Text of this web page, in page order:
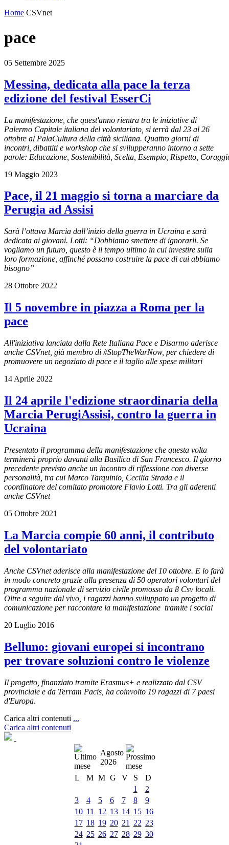
Home CSVnet
pace
05 Settembre 2025
Messina, dedicata alla pace la terza
edizione del festival EsserCi
La manifestazione, che quest'anno rientra tra le iniziative di
Palermo Capitale italiana del volontariato, si terrà dal 23 al 26
ottobre al PalaCultura della città siciliana. Quattro giorni di
incontri, dibattiti e workshop che si svilupperanno intorno a sette
parole: Educazione, Sostenibilità, Scelta, Esempio, Rispetto,
19 Maggio 2023
Pace, il 21 maggio si torna a marciare da
Perugia ad Assisi
Sarà l’ottava Marcia dall’inizio della guerra in Ucraina e sarà
dedicata ai giovani. Lotti: “Dobbiamo smettere di ignorarli. Se
vogliamo un futuro, questo è il tempo ultimo in cui investire sulla
loro formazione, affinché possano costruire la pace di cui abbiamo
bisogno”
28 Ottobre 2022
Il 5 novembre in piazza a Roma per la
pace
All'iniziativa lanciata dalla Rete Italiana Pace e Disarmo aderisce
anche CSVnet, già membro di #StopTheWarNow, per chiedere di
promuovere un negoziato di pace e il taglio alle spese militari
14 Aprile 2022
Il 24 aprile l'edizione straordinaria della
Marcia PerugiAssisi, contro la guerra in
Ucraina
Presentato il programma della manifestazione che questa volta
terminerà proprio davanti alla Basilica di San Francesco. Il giorno
precedente previsto anche un incontro di riflessione con diverse
personalità, tra cui Marco Tarquinio, Cecilia Strada e il
coordinatore del comitato promotore Flavio Lotti. Tra gli aderenti
anche CSVnet
05 Ottobre 2021
La Marcia compie 60 anni, il contributo
del volontariato
Anche CSVnet aderisce alla manifestazione del 10 ottobre. E lo farà
in modo concreto grazie alla presenza di 50 operatori volontari del
programma nazionale di servizio civile promosso da 8 Csv locali.
Oltre a seguire dal vivo, i ragazzi hanno sviluppato un progetto di
comunicazione per raccontare la manifestazione tramite i social
20 Luglio 2016
Belluno: giovani europei si incontrano
per trovare soluzioni contro le violenze
Il progetto, finanziato tramite Erasmus+ e realizzato dal CSV
provinciale e da Terram Pacis, ha coinvolto 19 ragazzi di 7 paesi
d'Europa.
Carica altri contenuti ...
Carica altri contenuti
Agosto
2026
L
M M G V S
D
1
2
3
4 5 6 7 8
9
10 11 12 13 14 15 16
17 18 19 20 21 22 23
24 25 26 27 28 29 30